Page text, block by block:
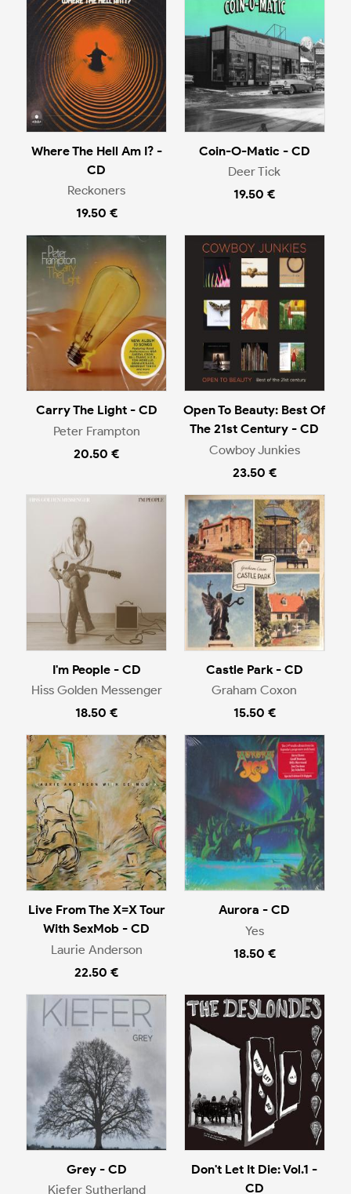
Where The Hell Am I? -
CD
Reckoners
19.50 €
Coin-O-Matic - CD
Deer Tick
19.50 €
Carry The Light - CD
Peter Frampton
20.50 €
Open To Beauty: Best Of
The 21st Century - CD
Cowboy Junkies
23.50 €
I'm People - CD
Hiss Golden Messenger
18.50 €
Castle Park - CD
Graham Coxon
15.50 €
Live From The X=X Tour
With SexMob - CD
Laurie Anderson
22.50 €
Aurora - CD
Yes
18.50 €
Grey - CD
Kiefer Sutherland
Don't Let It Die: Vol.1 -
CD